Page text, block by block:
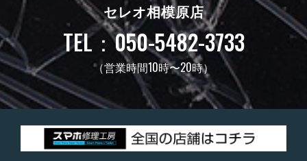
セレオ相模原店
TEL：050-5482-3733
（営業時間10時〜20時）